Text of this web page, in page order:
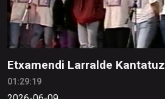
Etxamendi Larralde Kantatuz
01:29:19